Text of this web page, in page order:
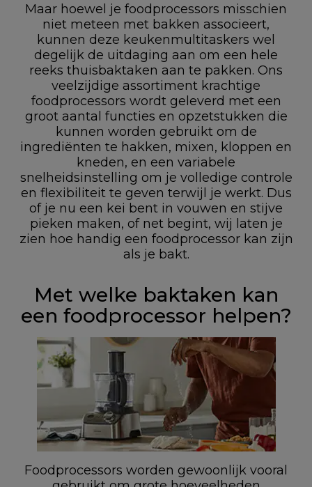
Maar hoewel je foodprocessors misschien
niet meteen met bakken associeert,
kunnen deze keukenmultitaskers wel
degelijk de uitdaging aan om een hele
reeks thuisbaktaken aan te pakken. Ons
veelzijdige assortiment krachtige
foodprocessors wordt geleverd met een
groot aantal functies en opzetstukken die
kunnen worden gebruikt om de
ingrediënten te hakken, mixen, kloppen en
kneden, en een variabele
snelheidsinstelling om je volledige controle
en flexibiliteit te geven terwijl je werkt. Dus
of je nu een kei bent in vouwen en stijve
pieken maken, of net begint, wij laten je
zien hoe handig een foodprocessor kan zijn
als je bakt.
Met welke baktaken kan
een foodprocessor helpen?
Foodprocessors worden gewoonlijk vooral